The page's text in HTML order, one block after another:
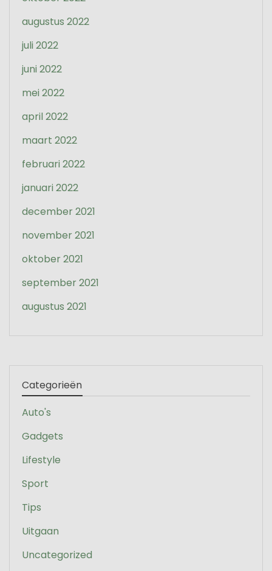
augustus 2022
juli 2022
juni 2022
mei 2022
april 2022
maart 2022
februari 2022
januari 2022
december 2021
november 2021
oktober 2021
september 2021
augustus 2021
Categorieën
Auto's
Gadgets
Lifestyle
Sport
Tips
Uitgaan
Uncategorized